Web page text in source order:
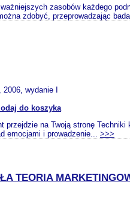
zasobów każdego
zdobyć, przeprowadzając
, 2006, wydanie I
do koszyka
na Twoją stronę
emocjami i prowadzenie... >>>
TEORIA